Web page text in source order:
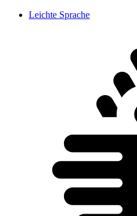
Leichte Sprache